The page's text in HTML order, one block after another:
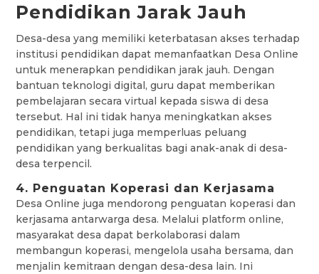
Pendidikan Jarak Jauh
Desa-desa yang memiliki keterbatasan akses terhadap
institusi pendidikan dapat memanfaatkan Desa Online
untuk menerapkan pendidikan jarak jauh. Dengan
bantuan teknologi digital, guru dapat memberikan
pembelajaran secara virtual kepada siswa di desa
tersebut. Hal ini tidak hanya meningkatkan akses
pendidikan, tetapi juga memperluas peluang
pendidikan yang berkualitas bagi anak-anak di desa-
desa terpencil.
4. Penguatan Koperasi dan Kerjasama
Desa Online juga mendorong penguatan koperasi dan
kerjasama antarwarga desa. Melalui platform online,
masyarakat desa dapat berkolaborasi dalam
membangun koperasi, mengelola usaha bersama, dan
menjalin kemitraan dengan desa-desa lain. Ini